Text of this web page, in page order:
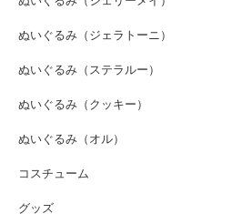
ぬいぐるみ（ジェラトーニ）
ぬいぐるみ（ステラルー）
ぬいぐるみ（クッキー）
ぬいぐるみ（オル）
コスチューム
グッズ